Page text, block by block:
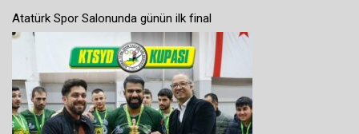
Atatürk Spor Salonunda günün ilk final